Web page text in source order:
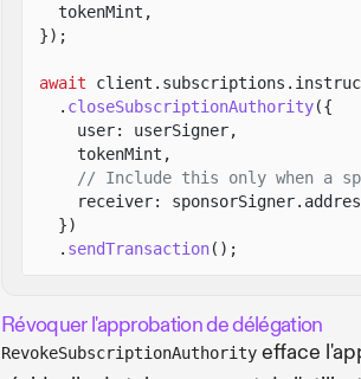
tokenMint,
});
await
. closeSubscriptionAuthority({
user: userSigner,
tokenMint,
// Include this only when a
receiver:
})
. sendTransaction();
Révoquer l'approbation de délégation
RevokeSubscriptionAuthority efface